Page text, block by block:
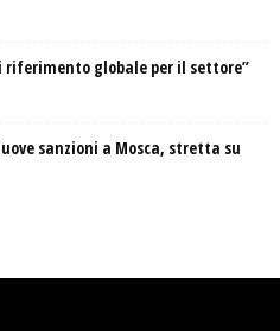
riferimento globale per il settore”
sanzioni a Mosca, stretta su